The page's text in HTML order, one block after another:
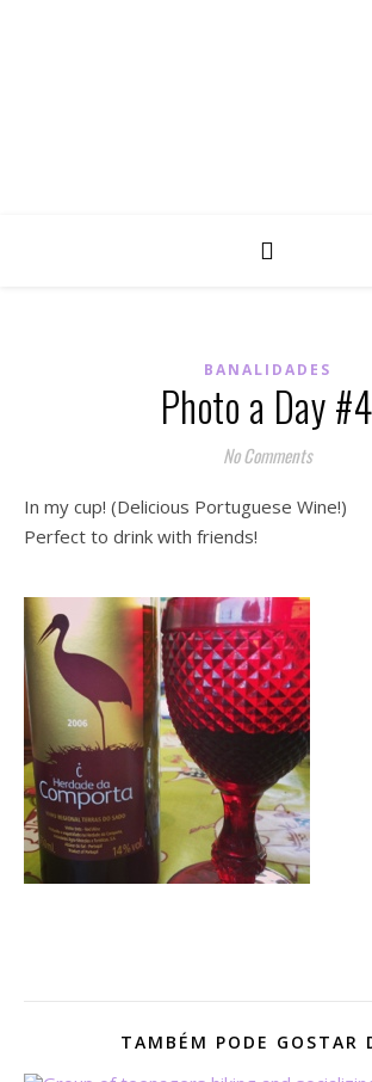
BANALIDADES
Photo a Day #4
No Comments
In my cup! (Delicious Portuguese Wine!)
Perfect to drink with friends!
TAMBÉM PODE GOSTAR